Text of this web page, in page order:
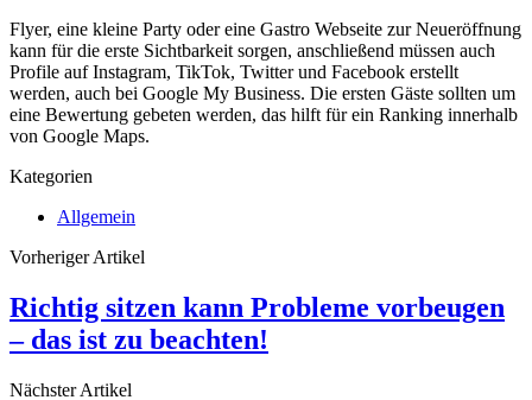
Flyer, eine kleine Party oder eine Gastro Webseite zur Neueröffnung
kann für die erste Sichtbarkeit sorgen, anschließend müssen auch
Profile auf Instagram, TikTok, Twitter und Facebook erstellt
werden, auch bei Google My Business. Die ersten Gäste sollten um
eine Bewertung gebeten werden, das hilft für ein Ranking innerhalb
von Google Maps.
Kategorien
Allgemein
Vorheriger Artikel
Richtig sitzen kann Probleme vorbeugen
– das ist zu beachten!
Nächster Artikel